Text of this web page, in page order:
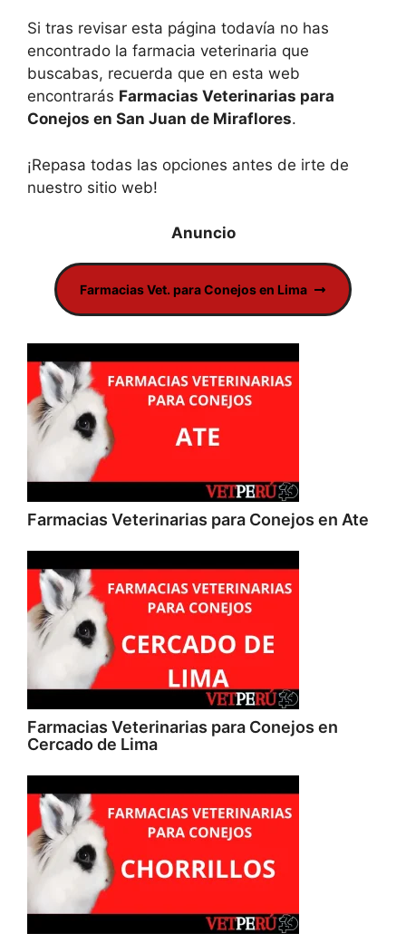
Si tras revisar esta página todavía no has
encontrado la farmacia veterinaria que
buscabas, recuerda que en esta web
encontrarás Farmacias Veterinarias para
Conejos en San Juan de Miraflores.
¡Repasa todas las opciones antes de irte de
nuestro sitio web!
Farmacias Vet. para Conejos en Lima
Farmacias Veterinarias para Conejos en Ate
Farmacias Veterinarias para Conejos en
Cercado de Lima